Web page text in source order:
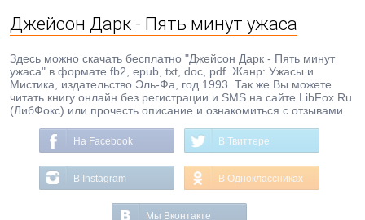
Джейсон Дарк - Пять минут ужаса
Здесь можно скачать бесплатно "Джейсон Дарк - Пять минут
ужаса" в формате fb2, epub, txt, doc, pdf. Жанр: Ужасы и
Мистика, издательство Эль-Фа, год 1993. Так же Вы можете
читать книгу онлайн без регистрации и SMS на сайте LibFox.Ru
(ЛибФокс) или прочесть описание и ознакомиться с отзывами.
На Facebook В Твиттере
В Instagram В Одноклассниках
Мы Вконтакте